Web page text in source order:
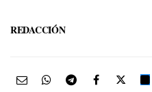
REDACCIÓN